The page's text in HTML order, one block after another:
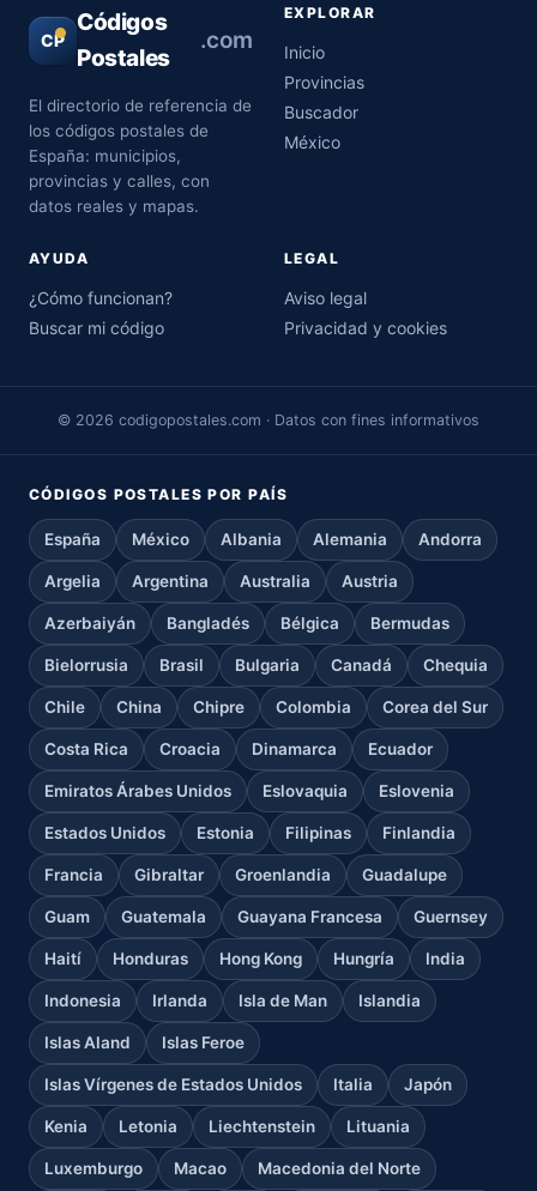
CP
Códigos
Postales
.com
El directorio de referencia de
los códigos postales de
España: municipios,
provincias y calles, con
datos reales y mapas.
EXPLORAR
Inicio
Provincias
Buscador
México
AYUDA
¿Cómo funcionan?
Buscar mi código
LEGAL
Aviso legal
Privacidad y cookies
© 2026 codigopostales.com · Datos con fines informativos
CÓDIGOS POSTALES POR PAÍS
España México Albania Alemania Andorra
Argelia Argentina Australia Austria
Azerbaiyán Bangladés Bélgica Bermudas
Bielorrusia Brasil Bulgaria Canadá Chequia
Chile China Chipre Colombia Corea del Sur
Costa Rica Croacia Dinamarca Ecuador
Emiratos Árabes Unidos Eslovaquia Eslovenia
Estados Unidos Estonia Filipinas Finlandia
Francia Gibraltar Groenlandia Guadalupe
Guam Guatemala Guayana Francesa Guernsey
Haití Honduras Hong Kong Hungría India
Indonesia Irlanda Isla de Man Islandia
Islas Aland Islas Feroe
Islas Vírgenes de Estados Unidos Italia Japón
Kenia Letonia Liechtenstein Lituania
Luxemburgo Macao Macedonia del Norte